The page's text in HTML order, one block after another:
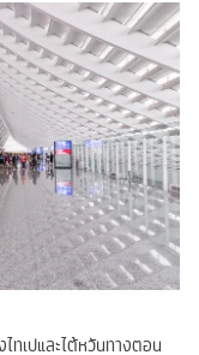
ทเปและไต้หวันทางตอน